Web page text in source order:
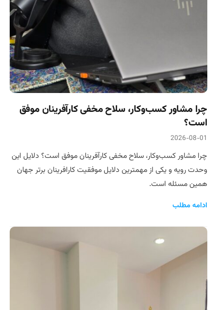
چرا مشاور کسب‌وکار، سلاح مخفی کارآفرینان موفق
است؟
2026-08-01
چرا مشاور کسب‌وکار، سلاح مخفی کارآفرینان موفق است؟ دلایل این
وحدت رویه و یکی از مهمترین دلایل موفقیت کارافرینان برتر جهان
همین مسئله است.
ادامه مطلب